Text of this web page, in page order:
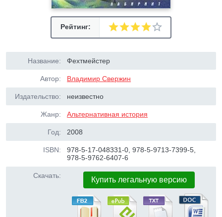
Рейтинг:
Название: Фехтмейстер
Автор: Владимир Свержин
Издательство: неизвестно
Жанр: Альтернативная история
Год: 2008
ISBN:
978-5-17-048331-0, 978-5-9713-7399-5,
978-5-9762-6407-6
Скачать: Купить легальную версию